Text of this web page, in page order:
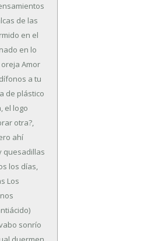
de las
en el
en lo
Amor
a tu
de plástico
el logo
otra?,
ahí
quesadillas
los días,
Los
sonrío